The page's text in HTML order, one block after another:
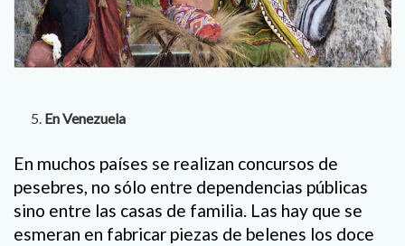
En Venezuela
En muchos países se realizan concursos de
pesebres, no sólo entre dependencias públicas
sino entre las casas de familia. Las hay que se
esmeran en fabricar piezas de belenes los doce